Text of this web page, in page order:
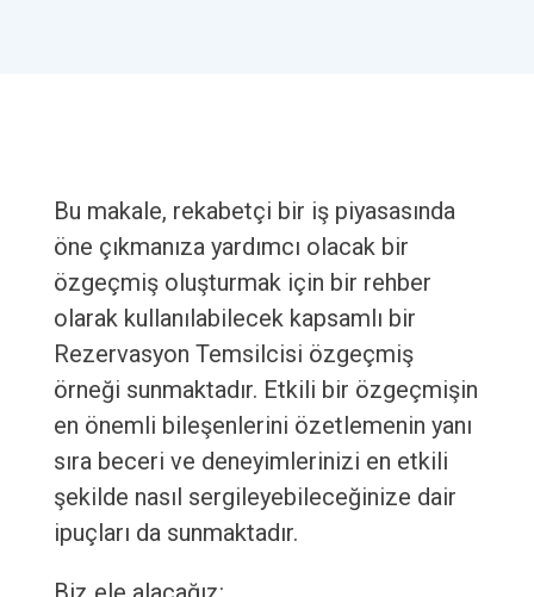
Bu makale, rekabetçi bir iş piyasasında
öne çıkmanıza yardımcı olacak bir
özgeçmiş oluşturmak için bir rehber
olarak kullanılabilecek kapsamlı bir
Rezervasyon Temsilcisi özgeçmiş
örneği sunmaktadır. Etkili bir özgeçmişin
en önemli bileşenlerini özetlemenin yanı
sıra beceri ve deneyimlerinizi en etkili
şekilde nasıl sergileyebileceğinize dair
ipuçları da sunmaktadır.